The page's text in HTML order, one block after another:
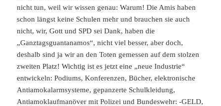
nicht tun, weil wir wissen genau: Warum! Die Amis haben
schon längst keine Schulen mehr und brauchen sie auch
nicht, wir, Gott und SPD sei Dank, haben die
„Ganztagsguantanamos“, nicht viel besser, aber doch,
deshalb sind ja wir an den Toten gemessen auf dem stolzen
zweiten Platz! Wichtig ist es jetzt eine „neue Industrie“
entwickeln: Podiums, Konferenzen, Bücher, elektronische
Antiamokalarmsysteme, gepanzerte Schulkleidung,
Antiamoklaufmanöver mit Polizei und Bundeswehr: -GELD,